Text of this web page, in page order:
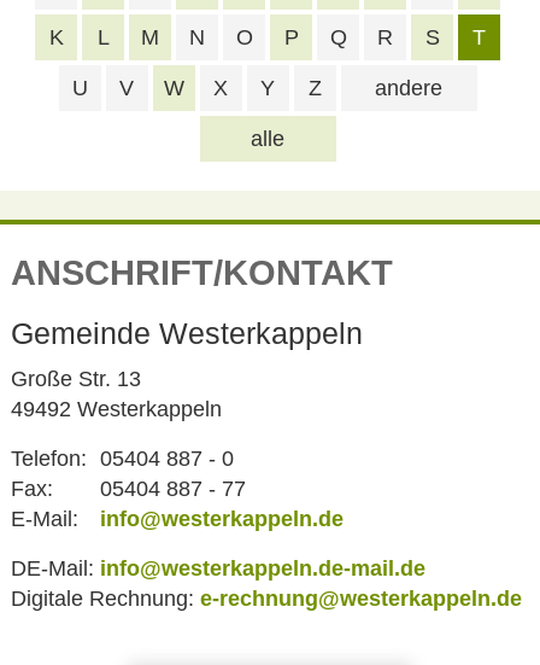
alle
K L M N O P Q R S T
U V W X Y Z andere
ANSCHRIFT/KONTAKT
Gemeinde Westerkappeln
Große Str. 13
49492 Westerkappeln
Telefon: 05404 887 - 0
Fax:
05404 887 - 77
E-Mail:
info@westerkappeln.de
DE-Mail: info@westerkappeln.de-mail.de
Digitale Rechnung: e-rechnung@westerkappeln.de